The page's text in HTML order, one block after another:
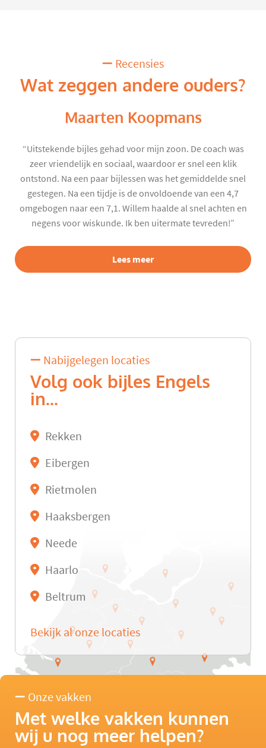
Recensies
Wat zeggen andere ouders?
Maarten Koopmans
“Uitstekende bijles gehad voor mijn zoon. De coach was
zeer vriendelijk en sociaal, waardoor er snel een klik
ontstond. Na een paar bijlessen was het gemiddelde snel
gestegen. Na een tijdje is de onvoldoende van een 4,7
omgebogen naar een 7,1. Willem haalde al snel achten en
negens voor wiskunde. Ik ben uitermate tevreden!”
Lees meer
Nabijgelegen locaties
Volg ook bijles Engels
in...
Rekken
Eibergen
Rietmolen
Haaksbergen
Neede
Haarlo
Beltrum
Bekijk al onze locaties
Onze vakken
Met welke vakken kunnen
wij u nog meer helpen?